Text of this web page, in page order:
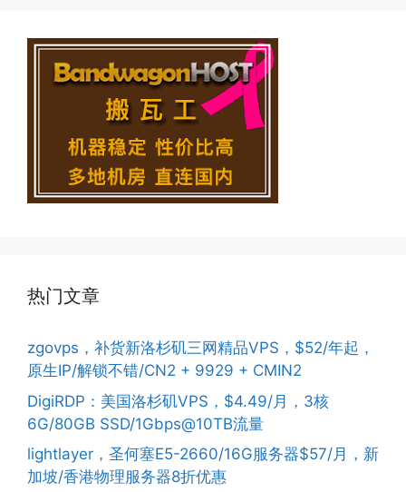
热门文章
zgovps，补货新洛杉矶三网精品VPS，$52/年起，
原生IP/解锁不错/CN2 + 9929 + CMIN2
DigiRDP：美国洛杉矶VPS，$4.49/月，3核
6G/80GB SSD/1Gbps@10TB流量
lightlayer，圣何塞E5-2660/16G服务器$57/月，新
加坡/香港物理服务器8折优惠